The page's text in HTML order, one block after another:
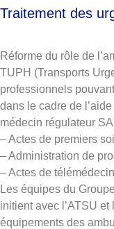
Traitement des
Réforme du rôle de
TUPH (Transports
professionnels
dans le cadre de
médecin régulateur
– Actes de premiers
– Administration de
– Actes de
Les équipes du
initient avec l’ATSU
équipements des